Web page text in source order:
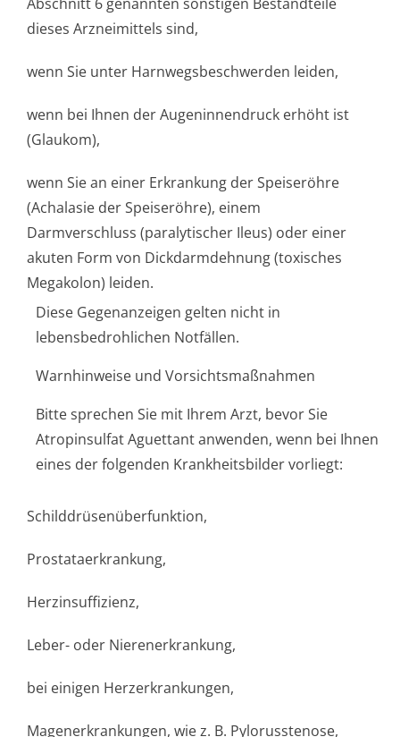
dieses Arzneimittels sind,
wenn Sie unter Harnwegsbeschwerden leiden,
wenn bei Ihnen der Augeninnendruck erhöht ist
(Glaukom),
wenn Sie an einer Erkrankung der Speiseröhre
(Achalasie der Speiseröhre), einem
Darmverschluss (paralytischer Ileus) oder einer
akuten Form von Dickdarmdehnung (toxisches
Megakolon) leiden.
Diese Gegenanzeigen gelten nicht in
lebensbedrohlichen Notfällen.
Warnhinweise und Vorsichtsmaßnahmen
Bitte sprechen Sie mit Ihrem Arzt, bevor Sie
Atropinsulfat Aguettant anwenden, wenn bei Ihnen
eines der folgenden Krankheitsbilder vorliegt:
Schilddrüsenüber­funktion,
Prostataerkrankung,
Herzinsuffizienz,
Leber- oder Nierenerkrankung,
bei einigen Herzerkrankungen,
Magenerkrankungen, wie z. B. Pylorusstenose,